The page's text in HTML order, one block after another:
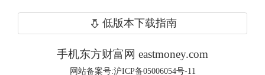
低版本下载指南
手机东方财富网 eastmoney.com
网站备案号:沪ICP备05006054号-11